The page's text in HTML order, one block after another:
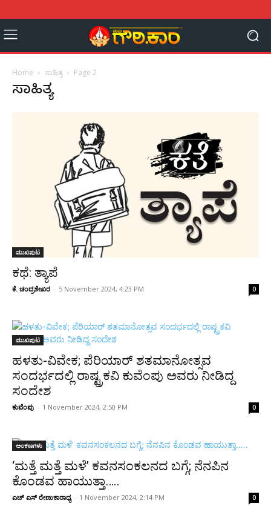
Home ಸಾಹಿತ್ಯ Page 2
ಸಾಹಿತ್ಯ
ಮುಖಪುಟ
ಕಥೆ: ತ್ಯಾಪೆ
ಕೆ. ಚಂದ್ರಶೇಖರ - 5 November 2024, 4:23 PM 0
ಮುಖಪುಟ
ಹಳತು-ವಿವೇಕ; ಪೆರಿಯಾರ್ ಶತಮಾನೋತ್ಸವ
ಸಂದರ್ಭದಲ್ಲಿ ರಾಷ್ಟ್ರಕವಿ ಕುವೆಂಪು ಅವರು ನೀಡಿದ್ದ
ಸಂದೇಶ
ಕುವೆಂಪು - 1 November 2024, 2:50 PM 0
ಅಂಕಣಗಳು
‘ಮತ್ತೆ ಮತ್ತೆ ಮಳೆ’ ಕವನಸಂಕಲನದ ಬಗ್ಗೆ; ನೆನಪಿನ
ಕೊಂಡವ ಹಾಯುತ್ತಾ…..
ಎಚ್ ಎಸ್ ರೇಣುಕಾರಾಧ್ಯ - 1 November 2024, 2:14 PM 0